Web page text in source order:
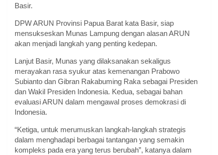
Basir.
DPW ARUN Provinsi Papua Barat kata Basir, siap
mensukseskan Munas Lampung dengan alasan ARUN
akan menjadi langkah yang penting kedepan.
Lanjut Basir, Munas yang dilaksanakan sekaligus
merayakan rasa syukur atas kemenangan Prabowo
Subianto dan Gibran Rakabuming Raka sebagai Presiden
dan Wakil Presiden Indonesia. Kedua, sebagai bahan
evaluasi ARUN dalam mengawal proses demokrasi di
Indonesia.
“Ketiga, untuk merumuskan langkah-langkah strategis
dalam menghadapi berbagai tantangan yang semakin
kompleks pada era yang terus berubah”, katanya dalam